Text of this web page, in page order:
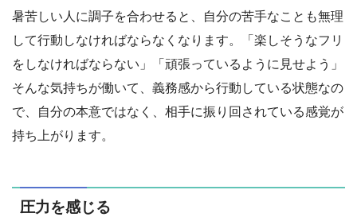
暑苦しい人に調子を合わせると、自分の苦手なことも無理
して行動しなければならなくなります。「楽しそうなフリ
をしなければならない」「頑張っているように見せよう」
そんな気持ちが働いて、義務感から行動している状態なの
で、自分の本意ではなく、相手に振り回されている感覚が
持ち上がります。
圧力を感じる